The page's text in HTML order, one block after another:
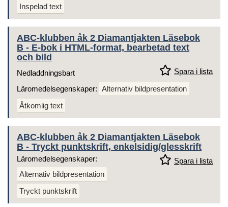
Inspelad text
ABC-klubben åk 2 Diamantjakten Läsebok
B - E-bok i HTML-format, bearbetad text
och bild
Spara i lista
Nedladdningsbart
Läromedelsegenskaper: Alternativ bildpresentation
Åtkomlig text
ABC-klubben åk 2 Diamantjakten Läsebok
B - Tryckt punktskrift, enkelsidig/glesskrift
Spara i lista
Läromedelsegenskaper:
Alternativ bildpresentation
Tryckt punktskrift